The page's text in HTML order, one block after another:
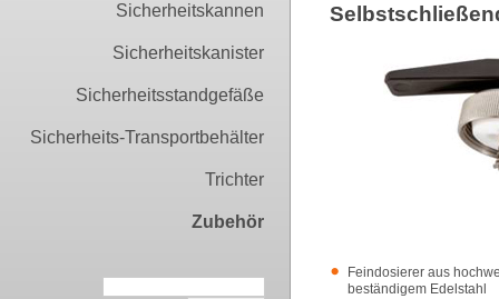
Sicherheitskannen
Sicherheitskanister
Sicherheitsstandgefäße
Sicherheits-Transportbehälter
Trichter
Zubehör
Feindosierer aus
beständigem Edelstahl